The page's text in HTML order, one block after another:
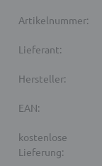
Artikelnummer:
Lieferant:
Hersteller:
EAN:
kostenlose
Lieferung: